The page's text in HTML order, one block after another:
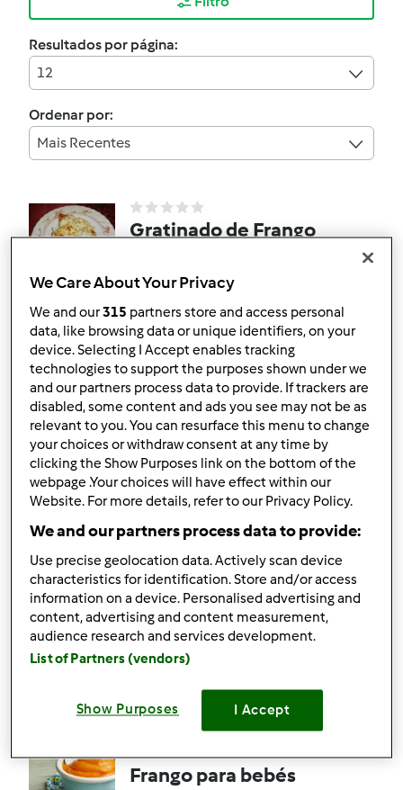
Resultados por página:
12
Ordenar por:
Mais Recentes
Gratinado de Frango
50min
5.0(1)
Salpicão de Frango
por Gast
1 0 Fácil 8 26min
pernas de frango com
quiabo
por Martaesteves
Frango para bebés
We Care About Your Privacy
We and our315 partners store and access personal
data, like browsing data or unique identifiers, on your
device. Selecting I Accept enables tracking
technologies to support the purposes shown under we
and our partners process data to provide. If trackers are
disabled, some content and ads you see may not be as
relevant to you. You can resurface this menu to change
your choices or withdraw consent at any time by
clicking the Show Purposes link on the bottom of the
webpage .Your choices will have effect within our
Website. For more details, refer to our Privacy Policy.
We and our partners process data to provide:
Use precise geolocation data. Actively scan device
characteristics for identification. Store and/or access
information on a device. Personalised advertising and
content, advertising and content measurement,
audience research and services development.
List of Partners (vendors)
Show Purposes I Accept